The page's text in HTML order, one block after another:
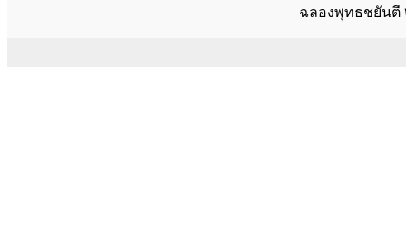
ฉลองพุทธชยันตี